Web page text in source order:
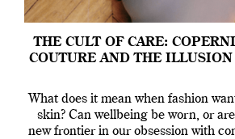
THE CULT OF CARE:
COUTURE AND THE ILLUSION
What does it mean when fashion
skin? Can wellbeing be worn, or
new frontier in our obsession with